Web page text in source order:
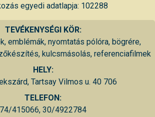
egyedi adatlapja: 102288
TEVÉKENYSÉGI KÖR:
emblémák, nyomtatás pólóra, bögrére,
kulcsmásolás, referenciafilmek
HELY:
Tartsay Vilmos u. 40 706
TELEFON:
74/415066, 30/4922784